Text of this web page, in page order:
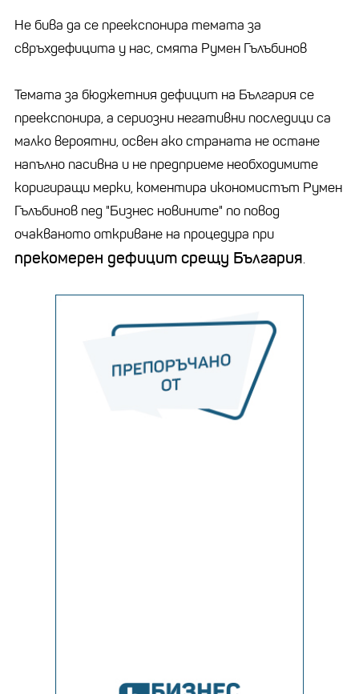
Не бива да се преекспонира темата за
свръхдефицита у нас, смята Румен Гълъбинов
Темата за бюджетния дефицит на България се
преекспонира, а сериозни негативни последици са
малко вероятни, освен ако страната не остане
напълно пасивна и не предприеме необходимите
коригиращи мерки, коментира икономистът Румен
Гълъбинов пед "Бизнес новините" по повод
очакваното откриване на процедура при
прекомерен дефицит срещу България.